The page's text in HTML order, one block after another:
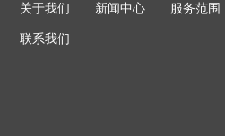
关于我们 新闻中心 服务范围
联系我们